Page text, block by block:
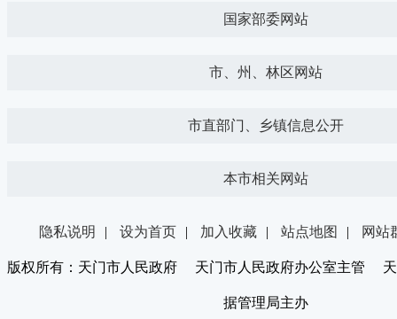
国家部委网站
市、州、林区网站
市直部门、乡镇信息公开
本市相关网站
隐私说明 | 设为首页 | 加入收藏 | 站点地图 | 网站
版权所有：天门市人民政府 天门市人民政府办公室主管 天
据管理局主办